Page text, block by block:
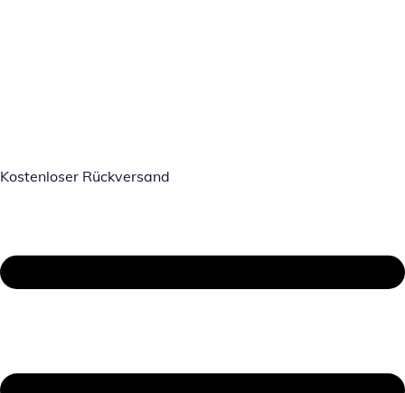
Kostenloser Rückversand